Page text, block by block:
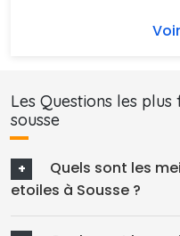
Les Questions les
sousse
Quels sont les
etoiles à Sousse ?